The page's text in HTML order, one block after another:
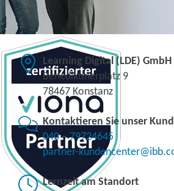
Learning Digital (LDE) GmbH
Benediktinerplatz 9
78467 Konstanz
Kontaktieren Sie unser
040 – 79724645
partner-
Lernzeit am Standort